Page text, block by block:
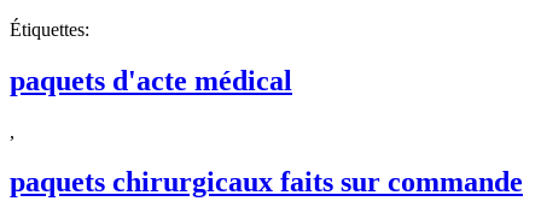
Étiquettes:
paquets d'acte médical
,
paquets chirurgicaux faits sur commande